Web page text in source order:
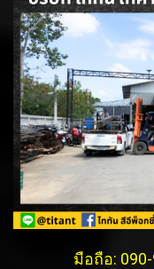
มือถือ: